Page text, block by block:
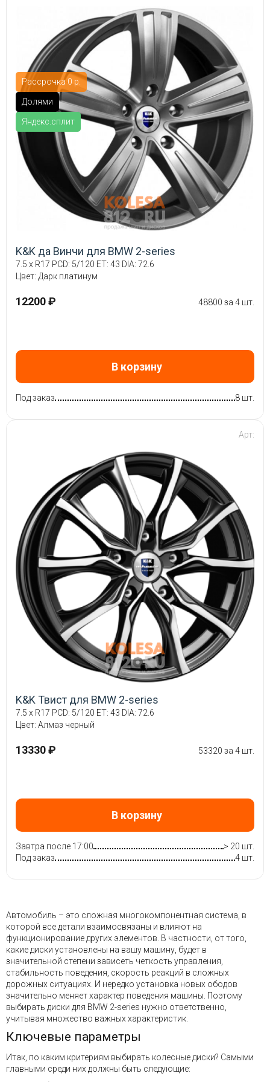
Рассрочка 0 р.
Долями
Яндекс.сплит
K&K да Винчи для BMW 2-series
7.5 x R17 PCD: 5/120 ET: 43 DIA: 72.6
Цвет: Дарк платинум
12200 ₽ 48800 за 4 шт.
В корзину
Под заказ 8 шт.
Арт:
K&K Твист для BMW 2-series
7.5 x R17 PCD: 5/120 ET: 43 DIA: 72.6
Цвет: Алмаз черный
13330 ₽ 53320 за 4 шт.
В корзину
Завтра после 17:00
> 20 шт.
Под заказ
4 шт.
Автомобиль – это сложная многокомпонентная система, в
которой все детали взаимосвязаны и влияют на
функционирование других элементов. В частности, от того,
какие диски установлены на вашу машину, будет в
значительной степени зависеть четкость управления,
стабильность поведения, скорость реакций в сложных
дорожных ситуациях. И нередко установка новых ободов
значительно меняет характер поведения машины. Поэтому
выбирать диски для BMW 2-series нужно ответственно,
учитывая множество важных характеристик.
Ключевые параметры
Итак, по каким критериям выбирать колесные диски? Самыми
главными среди них должны быть следующие: